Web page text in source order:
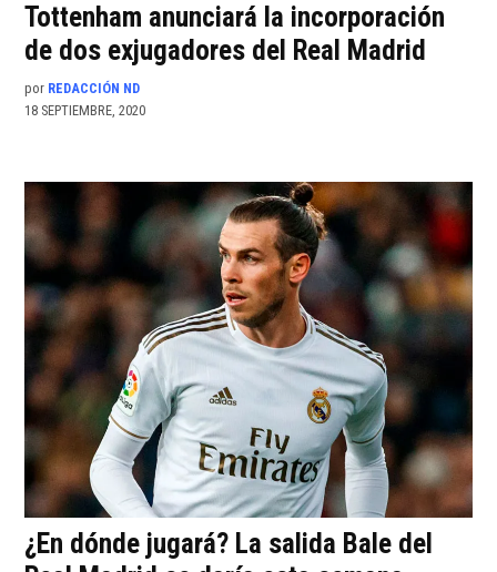
Tottenham anunciará la incorporación
de dos exjugadores del Real Madrid
por REDACCIÓN ND
18 SEPTIEMBRE, 2020
¿En dónde jugará? La salida Bale del